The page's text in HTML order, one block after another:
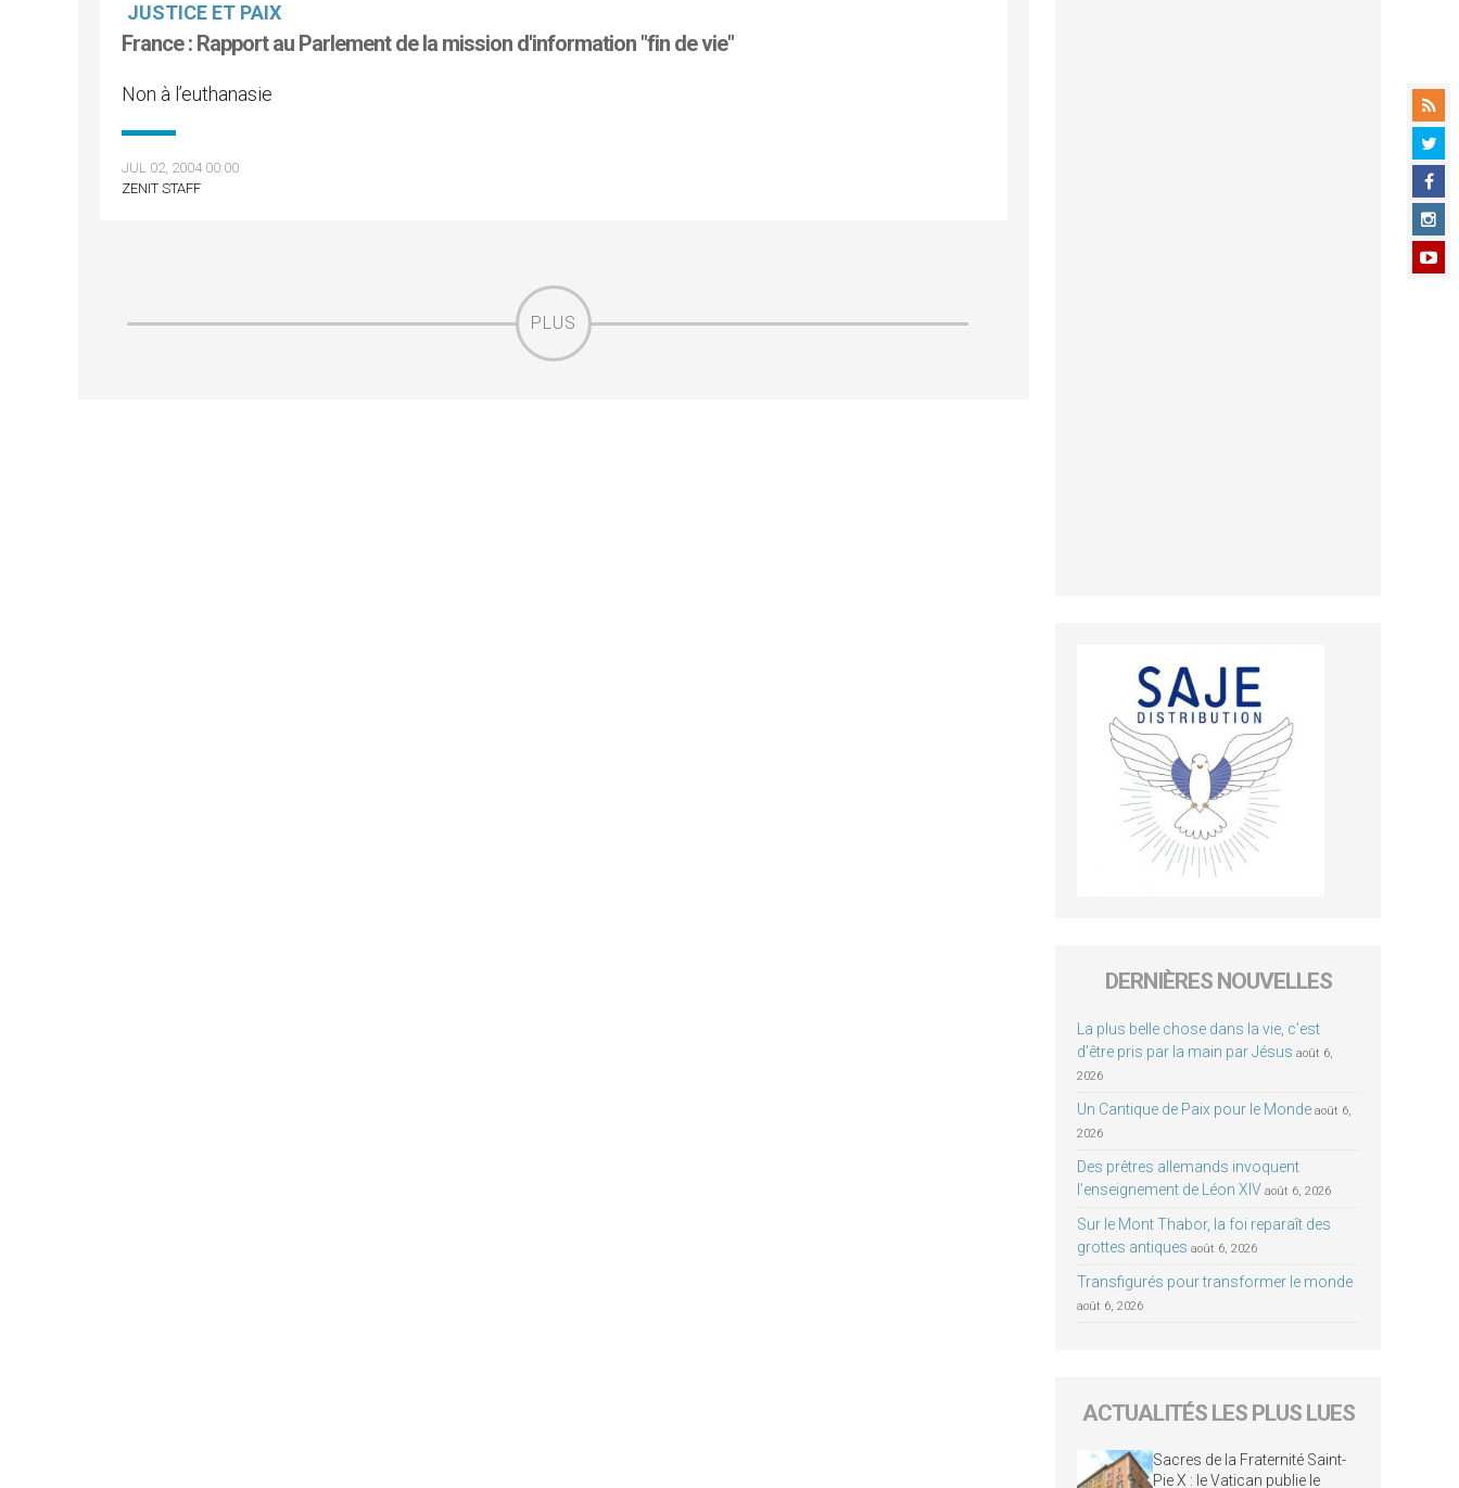
JUSTICE ET PAIX
France : Rapport au Parlement de la mission d'information "fin de vie"
Non à l’euthanasie
JUL 02, 2004 00:00
ZENIT STAFF
PLUS
DERNIÈRES NOUVELLES
La plus belle chose dans la vie, c’est
d’être pris par la main par Jésus août 6,
2026
Un Cantique de Paix pour le Monde août 6,
2026
Des prêtres allemands invoquent
l’enseignement de Léon XIV août 6, 2026
Sur le Mont Thabor, la foi reparaît des
grottes antiques août 6, 2026
Transfigurés pour transformer le monde
août 6, 2026
ACTUALITÉS LES PLUS LUES
Sacres de la Fraternité Saint-
Pie X : le Vatican publie le